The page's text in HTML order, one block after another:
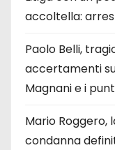
accoltella:
Paolo Belli,
accertamenti
Magnani e i
Mario Roggero,
condanna